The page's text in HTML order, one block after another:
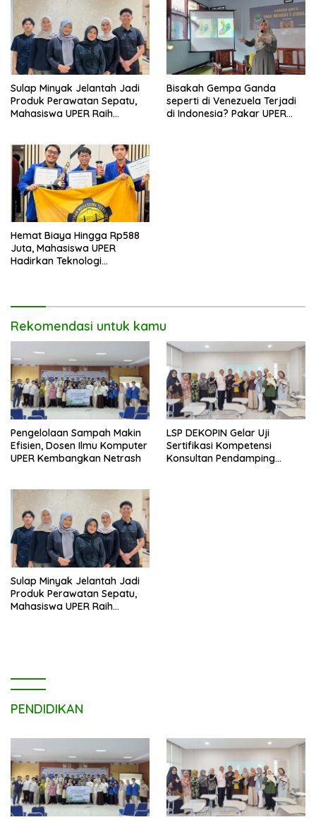
Sulap Minyak Jelantah Jadi
Produk Perawatan Sepatu,
Mahasiswa UPER Raih
Bisakah Gempa Ganda
seperti di Venezuela Terjadi
di Indonesia? Pakar UPER
Hemat Biaya Hingga Rp588
Juta, Mahasiswa UPER
Hadirkan Teknologi
Rekomendasi untuk kamu
Pengelolaan Sampah Makin
Efisien, Dosen Ilmu Komputer
UPER Kembangkan Netrash
LSP DEKOPIN Gelar Uji
Sertifikasi Kompetensi
Konsultan Pendamping
Sulap Minyak Jelantah Jadi
Produk Perawatan Sepatu,
Mahasiswa UPER Raih
PENDIDIKAN